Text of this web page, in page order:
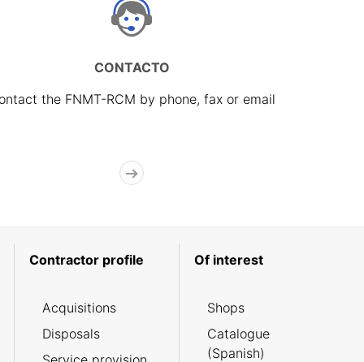
CONTACTO
the FNMT-RCM by phone, fax or email
Contractor profile
Acquisitions
Disposals
Of interest
Shops
Catalogue
(Spanish)